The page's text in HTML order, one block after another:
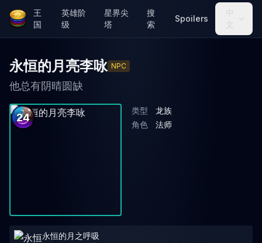
王
国
英雄阶
级
星界尖
塔
搜
索
Spoilers
中
文
永恒的月亮李咏 NPC
他总有阴晴圆缺
24
类型
龙族
角色
法师
永恒的月之呼吸